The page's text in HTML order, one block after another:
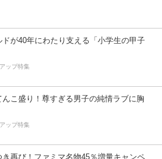
ドが40年にわたり支える「小学生の甲子
ップ特集
んこ盛り！尊すぎる男子の純情ラブに胸
ップ特集
き再び！ファミマ名物45％増量キャンペ